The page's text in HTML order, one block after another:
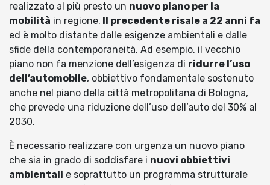
realizzato al più presto un nuovo piano per la
mobilità in regione. Il precedente risale a 22 anni fa
ed è molto distante dalle esigenze ambientali e dalle
sfide della contemporaneità. Ad esempio, il vecchio
piano non fa menzione dell’esigenza di ridurre l’uso
dell’automobile, obbiettivo fondamentale sostenuto
anche nel piano della città metropolitana di Bologna,
che prevede una riduzione dell’uso dell’auto del 30% al
2030.
È necessario realizzare con urgenza un nuovo piano
che sia in grado di soddisfare i nuovi obbiettivi
ambientali e soprattutto un programma strutturale